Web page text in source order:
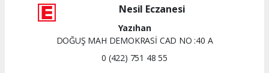
Nesil Eczanesi
Yazıhan
DOĞUŞ MAH DEMOKRASİ CAD NO :40 A
0 (422) 751 48 55